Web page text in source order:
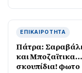
ΕΠΙΚΑΙΡΌΤΗΤΑ
Πάτρα:
και
σκουπίδια! φωτο